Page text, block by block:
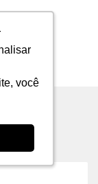
você
você